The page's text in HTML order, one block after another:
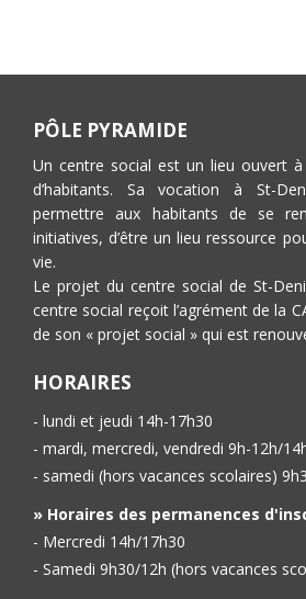
PÔLE PYRAMIDE
Un centre social est un lieu ouvert
d’habitants. Sa vocation à St-
permettre aux habitants de se
initiatives, d’être un lieu ressource
vie.
Le projet du centre social de St-
centre social reçoit l’agrément de la
de son « projet social » qui est
HORAIRES
- lundi et jeudi 14h-17h30
- mardi, mercredi, vendredi 9h-12h/
- samedi (hors vacances scolaires)
» Horaires des permanences
- Mercredi 14h/17h30
- Samedi 9h30/12h (hors vacances